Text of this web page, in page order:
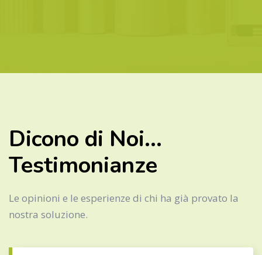
Dicono di Noi...
Testimonianze
Le opinioni e le esperienze di chi ha già provato la
nostra soluzione.